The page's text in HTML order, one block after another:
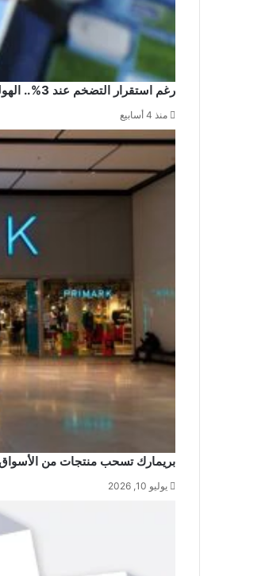
رغم استقرار التضخم عند 3%.. الهولنديون يشعرون بأن الأسعار ترتفع بوتيرة أكبر
منذ 4 أسابيع
بريمارك تسحب منتجات من
يوليو 10, 2026